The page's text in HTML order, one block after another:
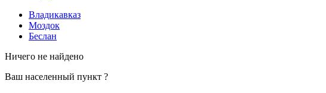
Владикавказ
Моздок
Беслан
Ничего не найдено
Ваш населенный пункт ?